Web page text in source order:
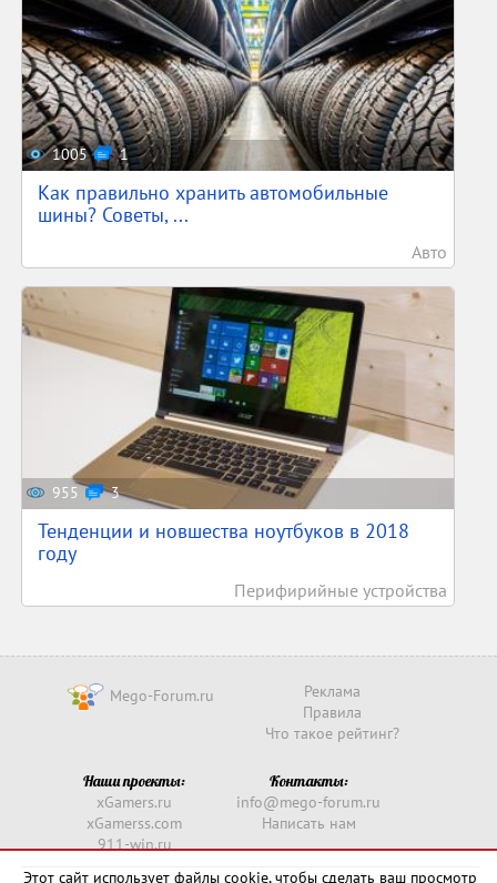
1005 1
Как правильно хранить автомобильные
шины? Советы, ...
Авто
955 3
Тенденции и новшества ноутбуков в 2018
году
Перифирийные устройства
Mego-Forum.ru
Реклама
Правила
Что такое рейтинг?
Наши проекты:
xGamers.ru
xGamerss.com
911-win.ru
Контакты:
info@mego-forum.ru
Написать нам
Этот сайт использует файлы cookie, чтобы сделать ваш просмотр